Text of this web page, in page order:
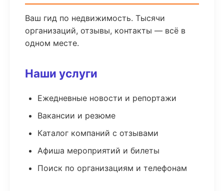
Ваш гид по недвижимость. Тысячи
организаций, отзывы, контакты — всё в
одном месте.
Наши услуги
Ежедневные новости и репортажи
Вакансии и резюме
Каталог компаний с отзывами
Афиша мероприятий и билеты
Поиск по организациям и телефонам